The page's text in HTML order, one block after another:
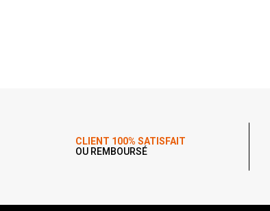
CLIENT 100% SATISFAIT
OU REMBOURSÉ